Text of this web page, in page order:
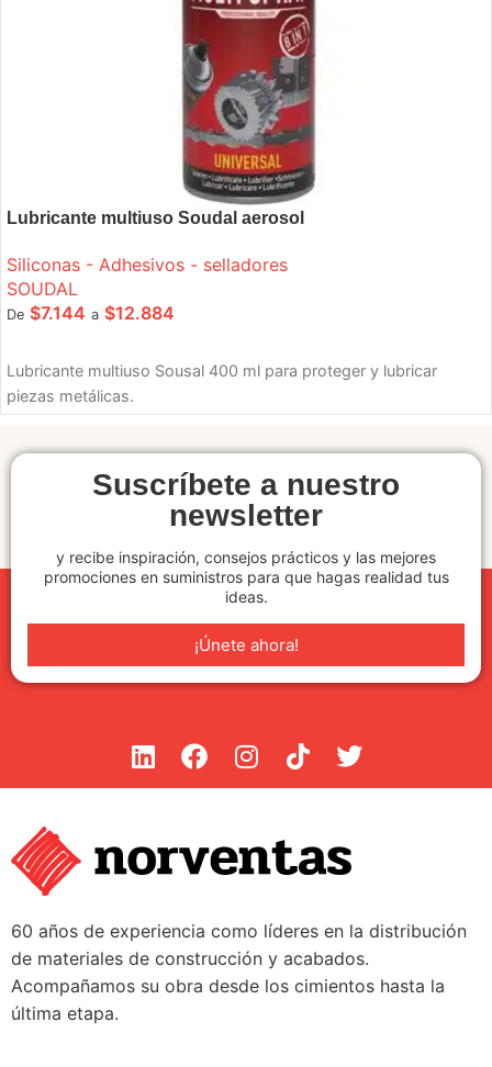
Lubricante multiuso Soudal aerosol
Siliconas - Adhesivos - selladores
SOUDAL
De $7.144 a $12.884
Lubricante multiuso Sousal 400 ml para proteger y lubricar
piezas metálicas.
Suscríbete a nuestro
newsletter
y recibe inspiración, consejos prácticos y las mejores
promociones en suministros para que hagas realidad tus
ideas.
¡Únete ahora!
60 años de experiencia como líderes en la distribución
de materiales de construcción y acabados.
Acompañamos su obra desde los cimientos hasta la
última etapa.